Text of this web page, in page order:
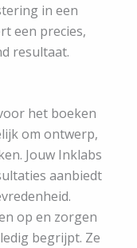
in een
een precies,
resultaat.
het boeken
om ontwerp,
Jouw Inklabs
aanbiedt
op en zorgen
begrijpt. Ze